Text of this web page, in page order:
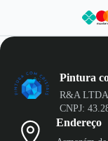
Pintura
R&A LTDA
CNPJ:
Endereço